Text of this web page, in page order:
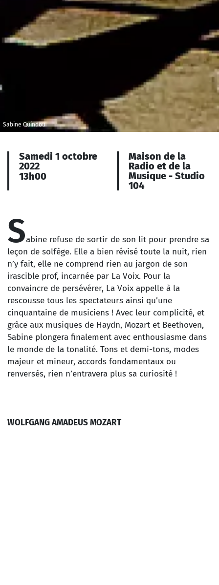
Sabine Quindou
Samedi 1 octobre
2022
13h00
Maison de la
Radio et de la
Musique - Studio
104
Sabine refuse de sortir de son lit pour prendre sa
leçon de solfège. Elle a bien révisé toute la nuit, rien
n’y fait, elle ne comprend rien au jargon de son
irascible prof, incarnée par La Voix. Pour la
convaincre de persévérer, La Voix appelle à la
rescousse tous les spectateurs ainsi qu’une
cinquantaine de musiciens ! Avec leur complicité, et
grâce aux musiques de Haydn, Mozart et Beethoven,
Sabine plongera finalement avec enthousiasme dans
le monde de la tonalité. Tons et demi-tons, modes
majeur et mineur, accords fondamentaux ou
renversés, rien n’entravera plus sa curiosité !
WOLFGANG AMADEUS MOZART